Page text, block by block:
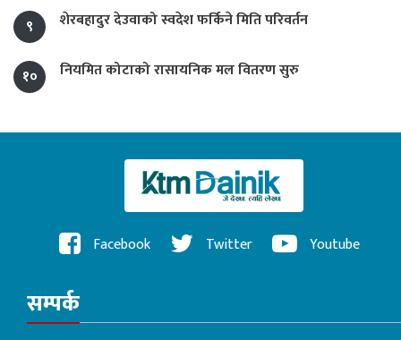
९ शेरबहादुर देउवाको स्वदेश फर्किने मिति परिवर्तन
१० नियमित कोटाको रासायनिक मल वितरण सुरु
Facebook Twitter Youtube
सम्पर्क